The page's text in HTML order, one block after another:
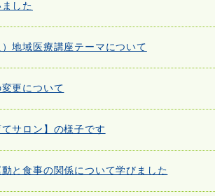
した
地域医療講座テーマについて
更について
サロン】の様子です
と食事の関係について学びました